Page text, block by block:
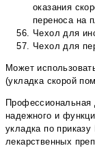
оказания
переноса на
Чехол для
Чехол для
Может
(укладка скорой
Профессиональная
надежного и
укладка по
лекарственных